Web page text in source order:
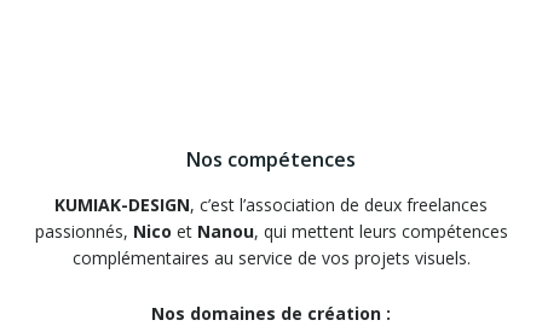
Nos compétences
KUMIAK-DESIGN, c’est l’association de deux freelances
passionnés, Nico et Nanou, qui mettent leurs compétences
complémentaires au service de vos projets visuels.
Nos domaines de création :